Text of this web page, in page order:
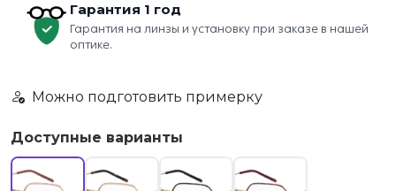
Гарантия 1 год
Гарантия на линзы и установку при заказе в нашей
оптике.
Можно подготовить примерку
Доступные варианты